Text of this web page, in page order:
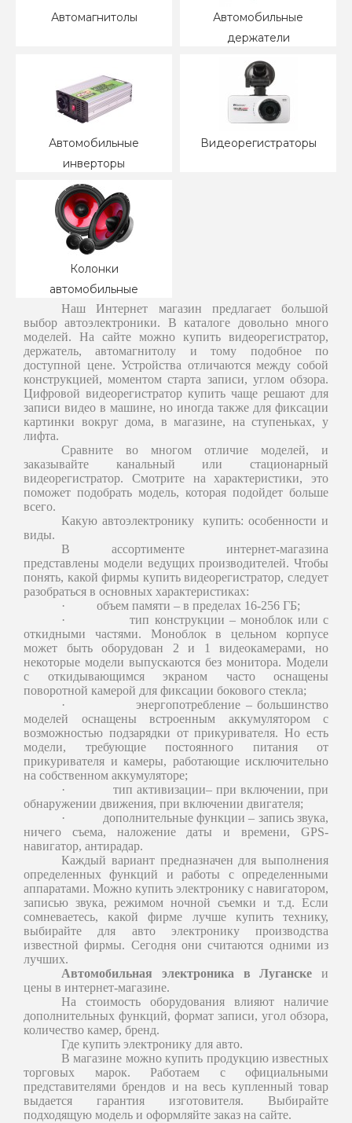
Автомагнитолы
Автомобильные
держатели
Автомобильные
инверторы
Видеорегистраторы
Колонки
автомобильные
Наш Интернет магазин предлагает большой
выбор автоэлектроники. В каталоге довольно много
моделей. На сайте можно купить видеорегистратор,
держатель, автомагнитолу и тому подобное по
доступной цене. Устройства отличаются между собой
конструкцией, моментом старта записи, углом обзора.
Цифровой видеорегистратор купить чаще решают для
записи видео в машине, но иногда также для фиксации
картинки вокруг дома, в магазине, на ступеньках, у
лифта.
Сравните во многом отличие моделей, и
заказывайте канальный или стационарный
видеорегистратор. Смотрите на характеристики, это
поможет подобрать модель, которая подойдет больше
всего.
Какую автоэлектронику купить: особенности и
виды.
В ассортименте интернет-магазина
представлены модели ведущих производителей. Чтобы
понять, какой фирмы купить видеорегистратор, следует
разобраться в основных характеристиках:
·
объем памяти – в пределах 16-256 ГБ;
·
тип конструкции – моноблок или с
откидными частями. Моноблок в цельном корпусе
может быть оборудован 2 и 1 видеокамерами, но
некоторые модели выпускаются без монитора. Модели
с откидывающимся экраном часто оснащены
поворотной камерой для фиксации бокового стекла;
·
энергопотребление – большинство
моделей оснащены встроенным аккумулятором с
возможностью подзарядки от прикуривателя. Но есть
модели, требующие постоянного питания от
прикуривателя и камеры, работающие исключительно
на собственном аккумуляторе;
·
тип активизации– при включении, при
обнаружении движения, при включении двигателя;
·
дополнительные функции – запись звука,
ничего съема, наложение даты и времени, GPS-
навигатор, антирадар.
Каждый вариант предназначен для выполнения
определенных функций и работы с определенными
аппаратами. Можно купить электронику с навигатором,
записью звука, режимом ночной съемки и т.д. Если
сомневаетесь, какой фирме лучше купить технику,
выбирайте для авто электронику производства
известной фирмы. Сегодня они считаются одними из
лучших.
Автомобильная электроника в Луганске и
цены в интернет-магазине.
На стоимость оборудования влияют наличие
дополнительных функций, формат записи, угол обзора,
количество камер, бренд.
Где купить электронику для авто.
В магазине можно купить продукцию известных
торговых марок. Работаем с официальными
представителями брендов и на весь купленный товар
выдается гарантия изготовителя. Выбирайте
подходящую модель и оформляйте заказ на сайте.